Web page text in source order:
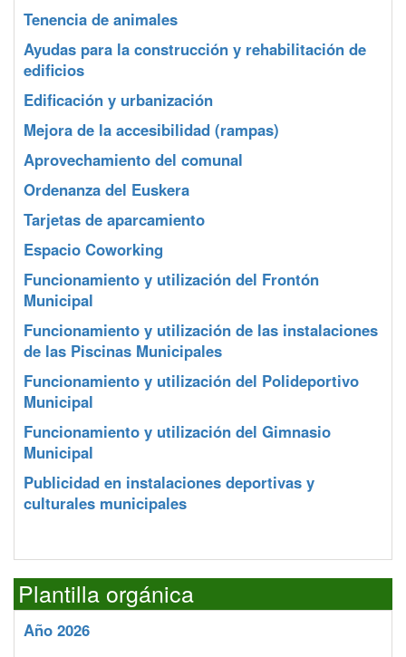
Tenencia de animales
Ayudas para la construcción y rehabilitación de
edificios
Edificación y urbanización
Mejora de la accesibilidad (rampas)
Aprovechamiento del comunal
Ordenanza del Euskera
Tarjetas de aparcamiento
Espacio Coworking
Funcionamiento y utilización del Frontón
Municipal
Funcionamiento y utilización de las instalaciones
de las Piscinas Municipales
Funcionamiento y utilización del Polideportivo
Municipal
Funcionamiento y utilización del Gimnasio
Municipal
Publicidad en instalaciones deportivas y
culturales municipales
Plantilla orgánica
Año 2026